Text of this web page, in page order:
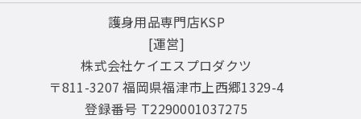
護身用品専門店KSP
[運営]
株式会社ケイエスプロダクツ
〒811-3207 福岡県福津市上西郷1329-4
登録番号 T2290001037275